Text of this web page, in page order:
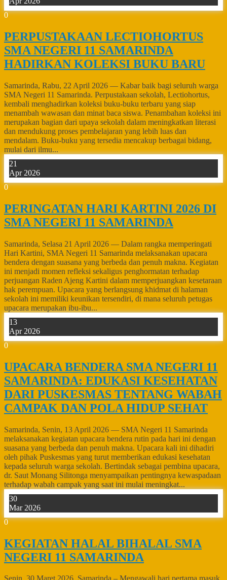
0
PERPUSTAKAAN LECTIOHORTUS
SMA NEGERI 11 SAMARINDA
HADIRKAN KOLEKSI BUKU BARU
Samarinda, Rabu, 22 April 2026 — Kabar baik bagi seluruh warga
SMA Negeri 11 Samarinda. Perpustakaan sekolah, Lectiohortus,
kembali menghadirkan koleksi buku-buku terbaru yang siap
menambah wawasan dan minat baca siswa. Penambahan koleksi ini
merupakan bagian dari upaya sekolah dalam meningkatkan literasi
dan mendukung proses pembelajaran yang lebih luas dan
mendalam. Buku-buku yang tersedia mencakup berbagai bidang,
mulai dari ilmu...
21
Apr 2026
0
PERINGATAN HARI KARTINI 2026 DI
SMA NEGERI 11 SAMARINDA
Samarinda, Selasa 21 April 2026 — Dalam rangka memperingati
Hari Kartini, SMA Negeri 11 Samarinda melaksanakan upacara
bendera dengan suasana yang berbeda dan penuh makna. Kegiatan
ini menjadi momen refleksi sekaligus penghormatan terhadap
perjuangan Raden Ajeng Kartini dalam memperjuangkan kesetaraan
hak perempuan. Upacara yang berlangsung khidmat di halaman
sekolah ini memiliki keunikan tersendiri, di mana seluruh petugas
upacara merupakan ibu-ibu...
13
Apr 2026
0
UPACARA BENDERA SMA NEGERI 11
SAMARINDA: EDUKASI KESEHATAN
DARI PUSKESMAS TENTANG WABAH
CAMPAK DAN POLA HIDUP SEHAT
Samarinda, Senin, 13 April 2026 — SMA Negeri 11 Samarinda
melaksanakan kegiatan upacara bendera rutin pada hari ini dengan
suasana yang berbeda dan penuh makna. Upacara kali ini dihadiri
oleh pihak Puskesmas yang turut memberikan edukasi kesehatan
kepada seluruh warga sekolah. Bertindak sebagai pembina upacara,
dr. Saut Monang Silitonga menyampaikan pentingnya kewaspadaan
terhadap wabah campak yang saat ini mulai meningkat...
30
Mar 2026
0
KEGIATAN HALAL BIHALAL SMA
NEGERI 11 SAMARINDA